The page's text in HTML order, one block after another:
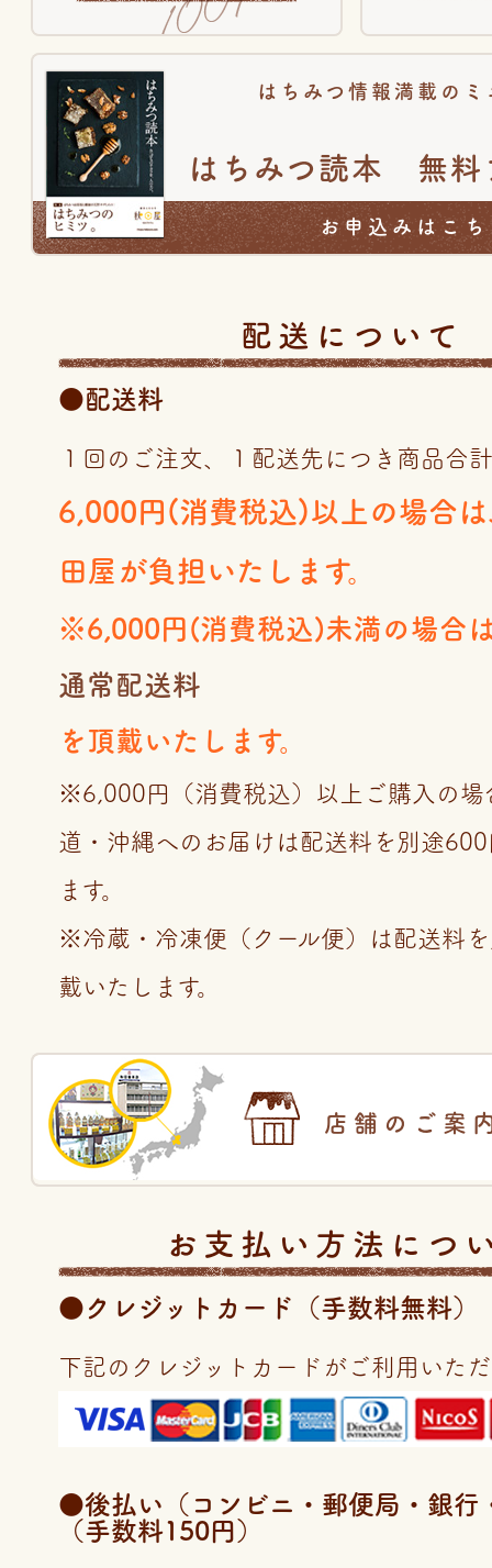
はちみつ情報満載のミ
はちみつ読本 無料
お申込みはこ
配送について
●配送料
１回のご注文、１配送先につき商品合
6,000円(消費税込)以上の場合
田屋が負担いたします。
※6,000円(消費税込)未満の場合
通常配送料
を頂戴いたします。
※6,000円（消費税込）以上ご購入の場
道・沖縄へのお届けは配送料を別途
ます。
※冷蔵・冷凍便（クール便）は配送料
戴いたします。
店舗のご案
お支払い方法につ
●クレジットカード（手数料無料）
下記のクレジットカードがご利用いた
●後払い（コンビニ・郵便局・銀行
（手数料150円）